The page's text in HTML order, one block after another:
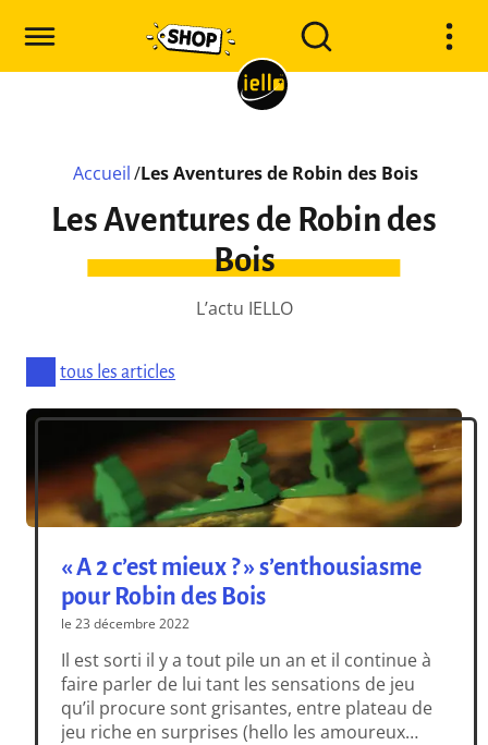
Accueil /Les Aventures de Robin des Bois
Les Aventures de Robin des
Bois
L’actu IELLO
tous les articles
« A 2 c’est mieux ? » s’enthousiasme
pour Robin des Bois
le 23 décembre 2022
Il est sorti il y a tout pile un an et il continue à
faire parler de lui tant les sensations de jeu
qu’il procure sont grisantes, entre plateau de
jeu riche en surprises (hello les amoureux